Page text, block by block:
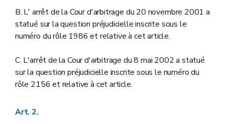
Art. 34
Art. 35
Art. 36
Art. 37
Art. 40
Chapitre III Du personnel du centre public d'aide sociale
Art. 41
Art. 44
B. L' arrêt de la Cour d'arbitrage du 20 novembre 2001 a
statué sur la question préjudicielle inscrite sous le
numéro du rôle 1986 et relative à cet article.
C. L'arrêt de la Cour d'arbitrage du 8 mai 2002 a statué
sur la question préjudicielle inscrite sous le numéro du
rôle 2156 et relative à cet article.
Art. 2.